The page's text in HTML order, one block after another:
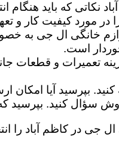
نکاتی که باید
در مورد کیفیت کار و
خانگی ال جی به
است.
تعمیرات و قطعات
بپرسید آیا امکان
کنید. بپرسید که
جی در کاظم آباد را